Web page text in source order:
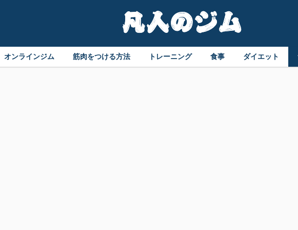
オンラインジム 筋肉をつける方法 トレーニング 食事 ダイエット